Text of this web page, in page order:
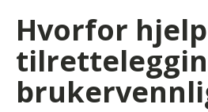
Hvorfor